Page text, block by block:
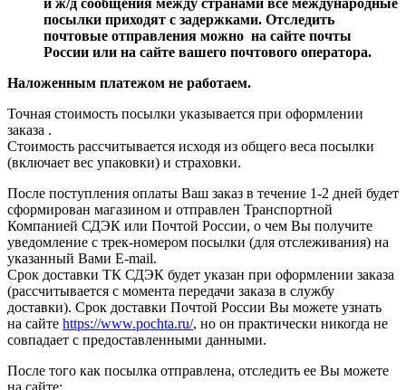
*Примечание: При платеже с валютного счета будет произведена
конвертация в рубли по курсу банка-эмитента на момент оплаты.
Доставка по Москве в пределах МКАД – 350 руб.
Митино) – бесплатно
Доставка в населенные пункты за МКАД – курьерской
службой СДЭК (от 215 руб.)
Доставка курьерской службой СДЭК: Россия
(Европейская часть)(от 215 руб.) Россия (Азиатская
часть)(от 395 руб.), Беларусь (от 310 руб.), Казахстан (от
375 руб.), Кыргызстан (от 470 руб.)
Доставка Почтой России (от 220 руб.)
Международная доставка Почтой России (от 15 евро) (в
некоторых странах возможен таможенный сбор)
Международная доставка Почтой России EMS
(курьерская)(от 20 евро) (в некоторых странах возможен
таможенный сбор)
В некоторых странах возможна процедура таможенного
оформления с уплатой получателем таможенных
пошлин.
Уважаемые покупатели! В связи с сокращением авиа